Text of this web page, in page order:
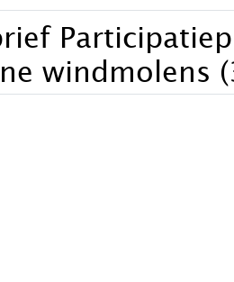
windmolens